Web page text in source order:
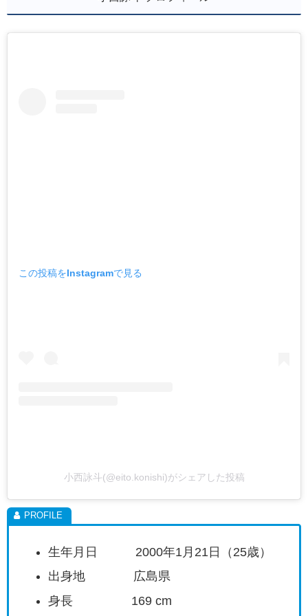
この投稿をInstagramで見る
小西詠斗(@eito.konishi)がシェアした投稿
生年月日 2000年1月21日（25歳）
出身地 広島県
身長 169 cm